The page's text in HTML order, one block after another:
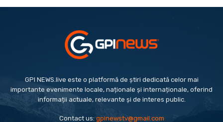
GPI NEWS.live este o platformă de știri dedicată celor mai
importante evenimente locale, naționale și internaționale, oferind
informații actuale, relevante și de interes public.
Contact us:gpinewstv@gmail.com